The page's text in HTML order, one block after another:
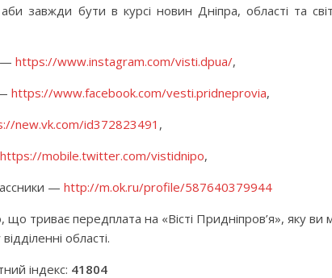
завжди бути в курсі новин Дніпра, області та
— https://www.instagram.com/visti.dpua/,
https://www.facebook.com/vesti.pridneprovia,
new.vk.com/id372823491 ,
https://mobile.twitter.com/vistidnipо,
— http://m.ok.ru/profile/587640379944
що триває передплата на «Вісті Придніпров’я», яку
області.
індекс: 41804